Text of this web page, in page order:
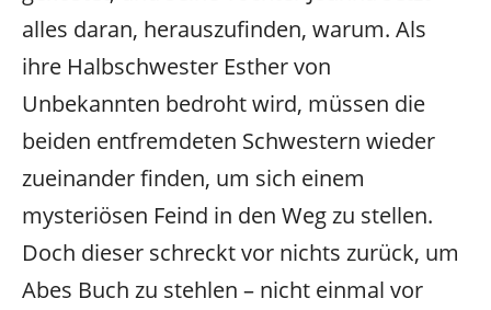
alles daran, herauszufinden, warum. Als
ihre Halbschwester Esther von
Unbekannten bedroht wird, müssen die
beiden entfremdeten Schwestern wieder
zueinander finden, um sich einem
mysteriösen Feind in den Weg zu stellen.
Doch dieser schreckt vor nichts zurück, um
Abes Buch zu stehlen – nicht einmal vor